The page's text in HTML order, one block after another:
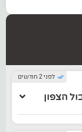
לפני 2 חודשים
הצפון